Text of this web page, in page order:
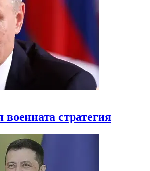
стратегия